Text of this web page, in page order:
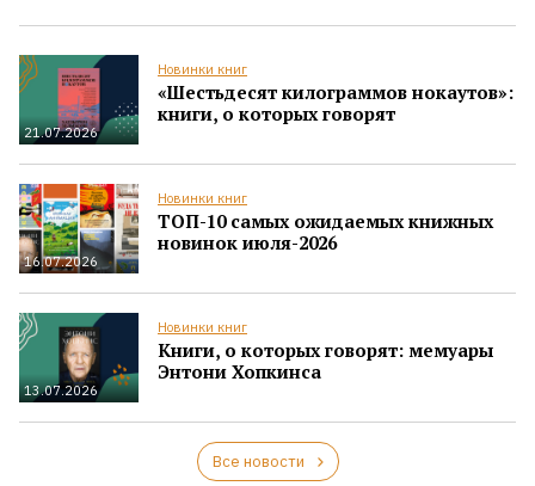
21.07.2026
Новинки книг
«Шестьдесят килограммов нокаутов»:
книги, о которых говорят
16.07.2026
Новинки книг
ТОП-10 самых ожидаемых книжных
новинок июля-2026
13.07.2026
Новинки книг
Книги, о которых говорят: мемуары
Энтони Хопкинса
Все новости